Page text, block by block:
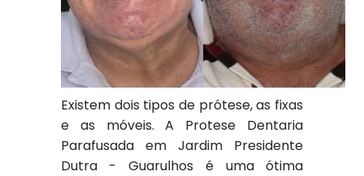
Existem dois tipos de prótese, as fixas
e as móveis. A Protese Dentaria
Parafusada em Jardim Presidente
Dutra - Guarulhos é uma ótima